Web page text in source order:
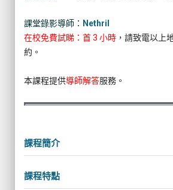
課堂錄影導師： Nethril
在校免費試睇：首 3 小時 ，請致電以上
約。
本課程提供導師解答服務。
課程簡介
課程特點